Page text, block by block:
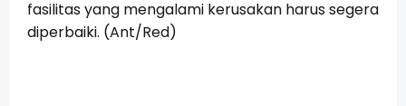
fasilitas yang mengalami kerusakan harus segera
diperbaiki. (Ant/Red)